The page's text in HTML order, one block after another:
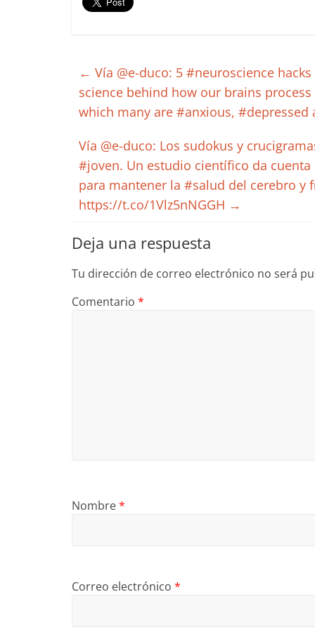
← Vía @e-duco: 5 #neuroscience
science behind how our brains
which many are #anxious,
Vía @e-duco: Los sudokus y
#joven. Un estudio científico da
para mantener la #salud del cerebro y
https://t.co/1Vlz5nNGGH →
Deja una respuesta
Tu dirección de correo electrónico no será
Comentario *
Nombre*
Correo electrónico *